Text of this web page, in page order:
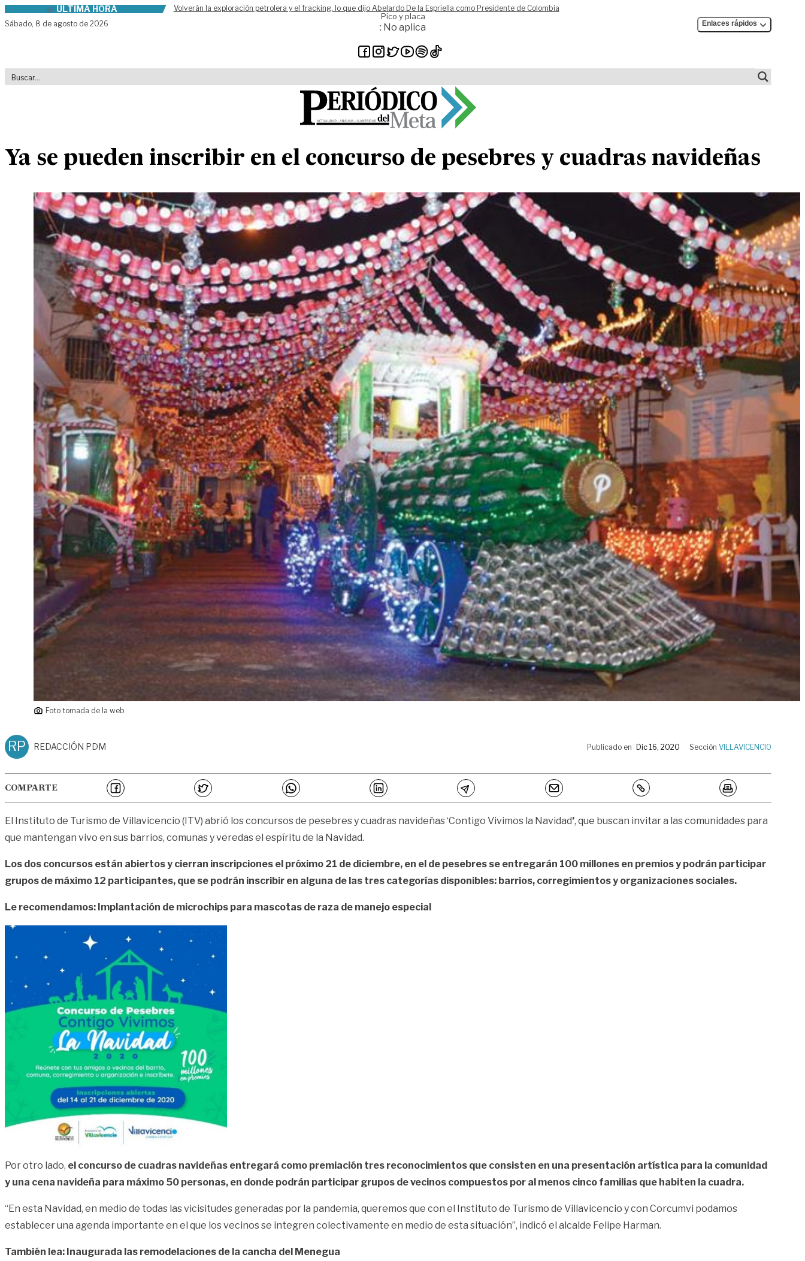
Skip to contentÚLTIMA HORA
Volverán la exploración petrolera y el fracking, lo que dijo Abelardo De la Espriella como Presidente de Colombia
Sábado, 8 de agosto de 2026
Pico y placa
: No aplica Enlaces rápidos
Ya se pueden inscribir en el concurso de pesebres y cuadras navideñas
Foto tomada de la web
RP REDACCIÓN PDM Publicado en Dic 16, 2020 Sección VILLAVICENCIO
COMPARTE
El Instituto de Turismo de Villavicencio (ITV) abrió los concursos de pesebres y cuadras navideñas ‘Contigo Vivimos la Navidad’, que buscan invitar a las comunidades para
que mantengan vivo en sus barrios, comunas y veredas el espíritu de la Navidad.
Los dos concursos están abiertos y cierran inscripciones el próximo 21 de diciembre, en el de pesebres se entregarán 100 millones en premios y podrán participar
grupos de máximo 12 participantes, que se podrán inscribir en alguna de las tres categorías disponibles: barrios, corregimientos y organizaciones sociales.
Le recomendamos: Implantación de microchips para mascotas de raza de manejo especial
Por otro lado, el concurso de cuadras navideñas entregará como premiación tres reconocimientos que consisten en una presentación artística para la comunidad
y una cena navideña para máximo 50 personas, en donde podrán participar grupos de vecinos compuestos por al menos cinco familias que habiten la cuadra.
“En esta Navidad, en medio de todas las vicisitudes generadas por la pandemia, queremos que con el Instituto de Turismo de Villavicencio y con Corcumvi podamos
establecer una agenda importante en el que los vecinos se integren colectivamente en medio de esta situación”, indicó el alcalde Felipe Harman.
También lea: Inaugurada las remodelaciones de la cancha del Menegua